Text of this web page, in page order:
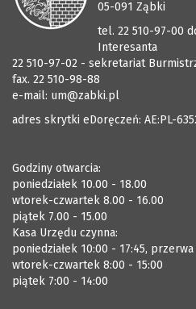
05-091 Ząbki
tel. 22 510-97-00
Interesanta
22 510-97-02 - sekretariat
fax. 22 510-98-88
e-mail: um@zabki.pl
adres skrytki eDoręczeń: AE:PL-
Godziny otwarcia:
poniedziałek 10.00 - 18.00
wtorek-czwartek 8.00 - 16.00
piątek 7.00 - 15.00
Kasa Urzędu czynna:
poniedziałek 10:00 - 17:45, przerwa
wtorek-czwartek 8:00 - 15:00
piątek 7:00 - 14:00